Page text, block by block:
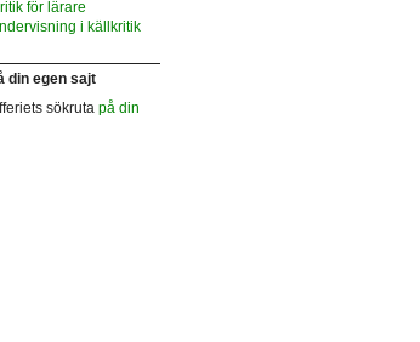
för lärare
i källkritik
din egen sajt
sökruta på din